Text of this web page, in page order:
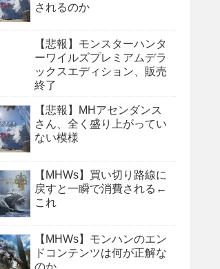
されるのか
【悲報】モンスターハンタ
ーワイルズプレミアムデラ
ックスエディション、販売
終了
【悲報】MHアセンダンス
さん、全く盛り上がってい
ない模様
【MHWs】買い切り路線に
戻すと一瞬で消費される←
これ
【MHWs】モンハンのエン
ドコンテンツは何が正解な
のか